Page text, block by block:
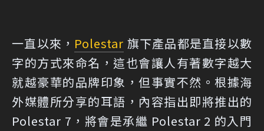
一直以來， Polestar 旗下產品都是直接以數
字的方式來命名，這也會讓人有著數字越大
就越豪華的品牌印象，但事實不然。根據海
外媒體所分享的耳語，內容指出即將推出的
Polestar 7，將會是承繼 Polestar 2 的入門